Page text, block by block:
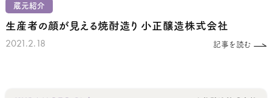
蔵元紹介
生産者の顔が見える焼酎造り 小正醸造株式会社
2021.2.18 記事を読む